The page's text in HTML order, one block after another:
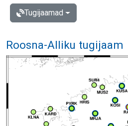
Tugijaamad
Roosna-Alliku tugijaam